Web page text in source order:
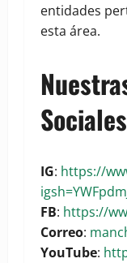
entidades
esta área.
Sociales
IG: https://
FB: https://
Correo:
YouTube: